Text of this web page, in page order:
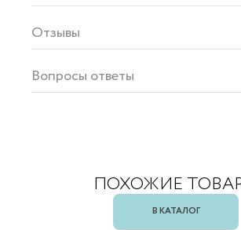
Отзывы
Вопросы ответы
ПОХОЖИЕ
В КАТАЛОГ